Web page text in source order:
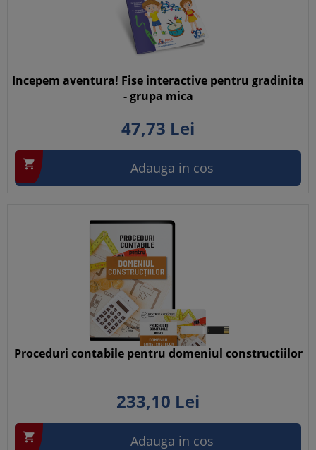
Incepem aventura! Fise interactive pentru gradinita
- grupa mica
47,73 Lei
 Adauga in cos
Proceduri contabile pentru domeniul constructiilor
233,10 Lei
 Adauga in cos